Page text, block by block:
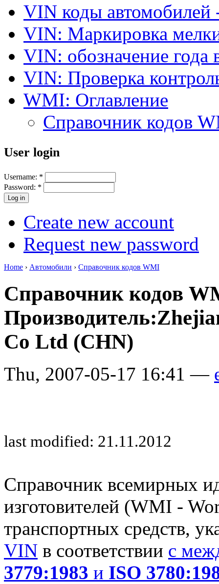
VIN коды автомобилей
VIN: Маркировка
VIN: обозначение года
VIN: Проверка
WMI: Оглавление
Справочник кодов
User login
Username: *
Password: *
Create new account
Request new password
Home › Автомобили › Справочник кодов WMI
Справочник кодов
Co Ltd (CHN)
Thu, 2007-05-17 16:41 —
last modified: 21.11.2012
Справочник всемирных
изготовителей (WMI -
транспортных средств,
VIN в соответствии с
3779:1983 и ISO